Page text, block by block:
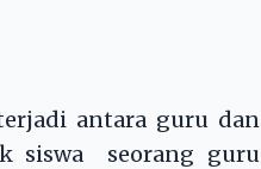
antara guru dan
siswa seorang guru